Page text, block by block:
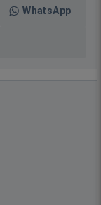
WhatsApp